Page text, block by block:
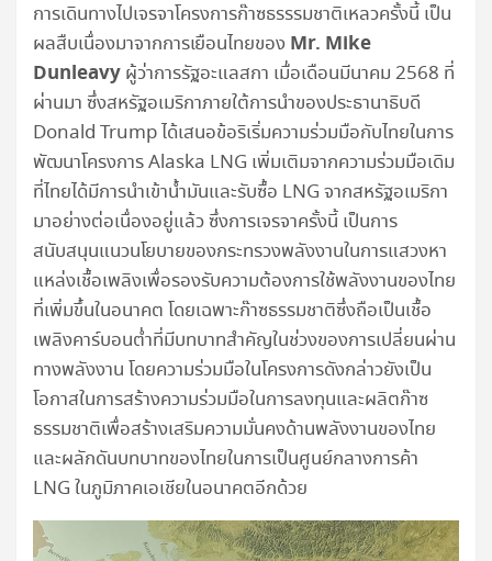
การเดินทางไปเจรจาโครงการก๊าซธรรรมชาติเหลวครั้งนี้ เป็น
ผลสืบเนื่องมาจากการเยือนไทยของ Mr. Mike
Dunleavy ผู้ว่าการรัฐอะแลสกา เมื่อเดือนมีนาคม 2568 ที่
ผ่านมา ซึ่งสหรัฐอเมริกาภายใต้การนำของประธานาธิบดี
Donald Trump ได้เสนอข้อริเริ่มความร่วมมือกับไทยในการ
พัฒนาโครงการ Alaska LNG เพิ่มเติมจากความร่วมมือเดิม
ที่ไทยได้มีการนำเข้าน้ำมันและรับซื้อ LNG จากสหรัฐอเมริกา
มาอย่างต่อเนื่องอยู่แล้ว ซึ่งการเจรจาครั้งนี้ เป็นการ
สนับสนุนแนวนโยบายของกระทรวงพลังงานในการแสวงหา
แหล่งเชื้อเพลิงเพื่อรองรับความต้องการใช้พลังงานของไทย
ที่เพิ่มขึ้นในอนาคต โดยเฉพาะก๊าซธรรมชาติซึ่งถือเป็นเชื้อ
เพลิงคาร์บอนต่ำที่มีบทบาทสำคัญในช่วงของการเปลี่ยนผ่าน
ทางพลังงาน โดยความร่วมมือในโครงการดังกล่าวยังเป็น
โอกาสในการสร้างความร่วมมือในการลงทุนและผลิตก๊าซ
ธรรมชาติเพื่อสร้างเสริมความมั่นคงด้านพลังงานของไทย
และผลักดันบทบาทของไทยในการเป็นศูนย์กลางการค้า
LNG ในภูมิภาคเอเชียในอนาคตอีกด้วย